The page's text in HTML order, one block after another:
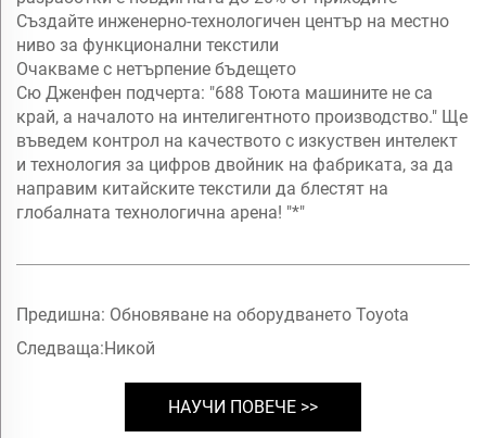
Създайте инженерно-технологичен център на местно
ниво за функционални текстили
Очакваме с нетърпение бъдещето
Сю Дженфен подчерта: "688 Тоюта машините не са
край, а началото на интелигентното производство." Ще
въведем контрол на качеството с изкуствен интелект
и технология за цифров двойник на фабриката, за да
направим китайските текстили да блестят на
глобалната технологична арена! "*"
Предишна: Обновяване на оборудването Toyota
Следваща:Никой
НАУЧИ ПОВЕЧЕ >>